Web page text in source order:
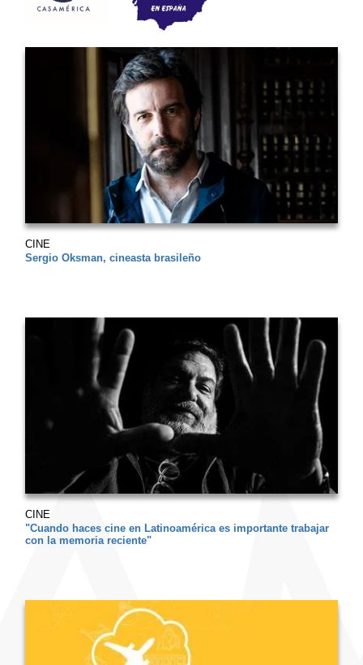
CINE
Sergio Oksman, cineasta brasileño
CINE
"Cuando haces cine en Latinoamérica es importante trabajar
con la memoria reciente"